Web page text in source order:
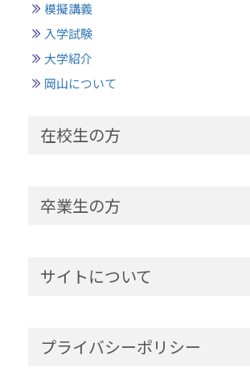
模擬講義
入学試験
大学紹介
岡山について
在校生の方
卒業生の方
サイトについて
プライバシーポリシー